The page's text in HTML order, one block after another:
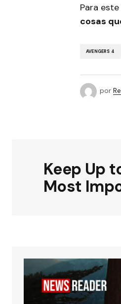
Para
cosas
AVENGERS 4
por
Keep Up
Most